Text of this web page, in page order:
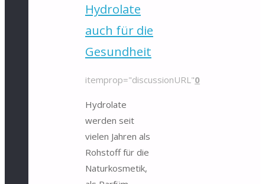
Hydrolate
auch für die
Gesundheit
itemprop="discussionURL"0
Hydrolate
werden seit
vielen Jahren als
Rohstoff für die
Naturkosmetik,